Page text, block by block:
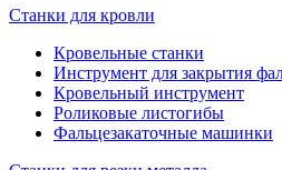
Станки для кровли
Кровельные станки
Инструмент для закрытия
Кровельный инструмент
Роликовые листогибы
Фальцезакаточные машинки